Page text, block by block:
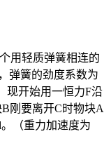
用轻质弹簧相连的
弹簧的劲度系数为
现开始用一恒力F沿
刚要离开C时物块A
（重力加速度为